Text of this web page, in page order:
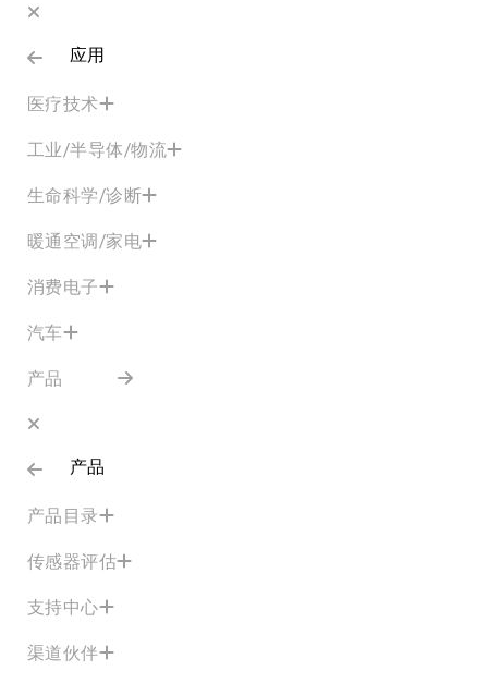
应用
医疗技术
工业/半导体/物流
生命科学/诊断
暖通空调/家电
消费电子
汽车
产品
产品
产品目录
传感器评估
支持中心
渠道伙伴